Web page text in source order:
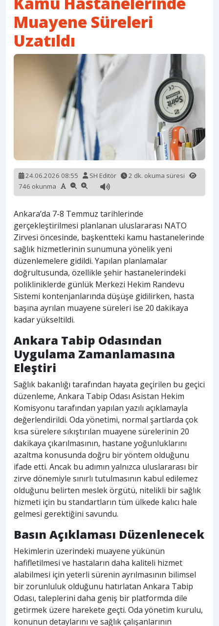
Muayene Süreleri
Uzatıldı
24.06.2026 08:55 SH Editör
2 dk. okuma süresi
746 okunma
Ankara’da 7-8 Temmuz tarihlerinde
gerçekleştirilmesi planlanan uluslararası NATO
Zirvesi öncesinde, başkentteki kamu hastanelerinde
sağlık hizmetlerinin sunumuna yönelik yeni
düzenlemelere gidildi. Yapılan planlamalar
doğrultusunda, özellikle şehir hastanelerindeki
polikliniklerde günlük Merkezi Hekim Randevu
Sistemi kontenjanlarında düşüşe gidilirken, hasta
başına ayrılan muayene süreleri ise 20 dakikaya
kadar yükseltildi.
Ankara Tabip Odasından
Uygulama Zamanlamasına
Eleştiri
Sağlık bakanlığı tarafından hayata geçirilen bu geçici
düzenleme, Ankara Tabip Odası Asistan Hekim
Komisyonu tarafından yapılan yazılı açıklamayla
değerlendirildi. Oda yönetimi, normal şartlarda çok
kısa sürelere sıkıştırılan muayene sürelerinin 20
dakikaya çıkarılmasının, hastane yoğunluklarını
azaltma konusunda doğru bir yöntem olduğunu
ifade etti. Ancak bu adımın yalnızca uluslararası bir
zirve dönemiyle sınırlı tutulmasının kabul edilemez
olduğunu belirten meslek örgütü, nitelikli bir sağlık
hizmeti için bu standartların tüm ülkede kalıcı hale
gelmesi gerektiğini savundu.
Basın Açıklaması Düzenlenecek
Hekimlerin üzerindeki muayene yükünün
hafifletilmesi ve hastaların daha kaliteli hizmet
alabilmesi için yeterli sürenin ayrılmasının bilimsel
bir zorunluluk olduğunu hatırlatan Ankara Tabip
Odası, taleplerini daha geniş bir platformda dile
getirmek üzere harekete geçti. Oda yönetim kurulu,
konunun detaylarını ve sağlık çalışanlarının